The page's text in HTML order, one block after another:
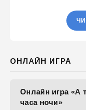
ОНЛАЙН ИГРА
Онлайн игра «А
часа ночи»